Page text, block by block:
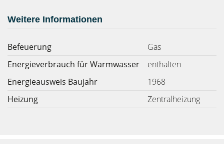
Weitere Informationen
Befeuerung
Gas
Energieverbrauch für Warmwasser
enthalten
Energieausweis Baujahr
1968
Heizung
Zentralheizung